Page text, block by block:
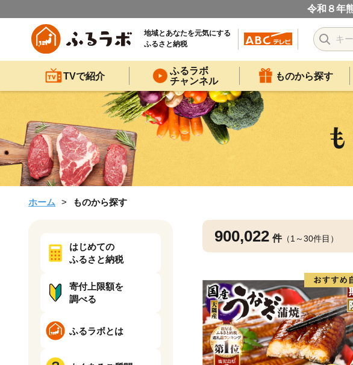
令和８年
地域とあなたを元気にする
ふるさと納税
TVで紹介
ふるラボ
チャンネル
ものから探す
ホーム ものから探す
900,022 件（1～30件目）
はじめての
ふるさと納税
寄付上限額を
調べる
ふるラボとは